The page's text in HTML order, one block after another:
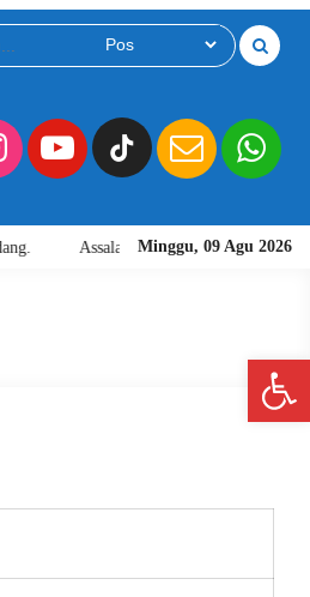
Minggu, 09 Agu 2026
Assalamu'alaikum warahmatullahi